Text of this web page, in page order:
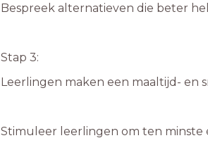
Bespreek alternatieven die beter
Stap 3:
Leerlingen maken een maaltijd- en
Stimuleer leerlingen om ten